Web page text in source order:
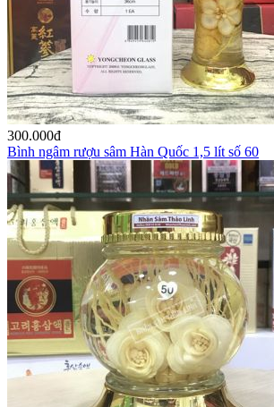
300.000đ
Bình ngâm rượu sâm Hàn Quốc 1,5 lít số 60